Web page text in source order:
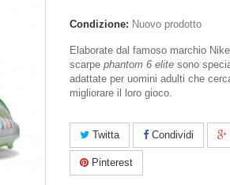
Condizione: Nuovo prodotto
Elaborate dal famoso marchio
scarpe phantom 6 elite sono
adattate per uomini adulti che
migliorare il loro gioco.
Twitta Condividi
Pinterest